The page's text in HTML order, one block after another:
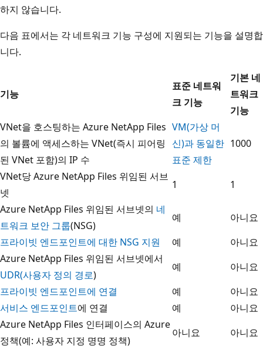
하지 않습니다.
다음 표에서는 각 네트워크 기능 구성에 지원되는 기능을 설명합
니다.
기능
표준 네트워
크 기능
기본 네
트워크
기능
VNet을 호스팅하는 Azure NetApp Files
의 볼륨에 액세스하는 VNet(즉시 피어링
된 VNet 포함)의 IP 수
VM(가상 머
신)과 동일한
표준 제한
1000
VNet당 Azure NetApp Files 위임된 서브
넷
1
1
Azure NetApp Files 위임된 서브넷의 네
트워크 보안 그룹(NSG)
예
아니요
프라이빗 엔드포인트에 대한 NSG 지원
예
아니요
Azure NetApp Files 위임된 서브넷에서
UDR(사용자 정의 경로)
예
아니요
프라이빗 엔드포인트에 연결
예
아니요
서비스 엔드포인트에 연결 예
아니요
Azure NetApp Files 인터페이스의 Azure
정책(예: 사용자 지정 명명 정책)
아니요
아니요